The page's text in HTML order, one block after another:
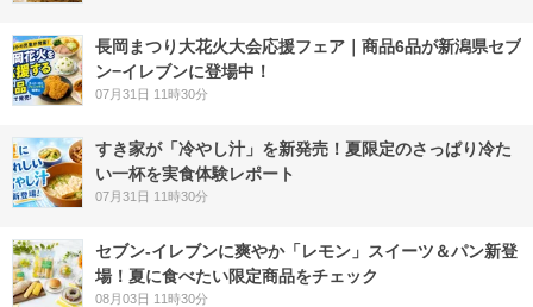
長岡まつり大花火大会応援フェア｜商品6品が新潟県セブ
ン−イレブンに登場中！
07月31日 11時30分
すき家が「冷やし汁」を新発売！夏限定のさっぱり冷た
い一杯を実食体験レポート
07月31日 11時30分
セブン‐イレブンに爽やか「レモン」スイーツ＆パン新登
場！夏に食べたい限定商品をチェック
08月03日 11時30分